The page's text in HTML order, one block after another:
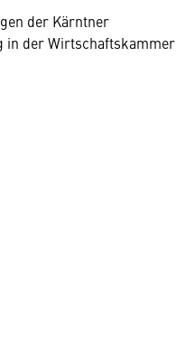
der Kärntner
in der Wirtschaftskammer